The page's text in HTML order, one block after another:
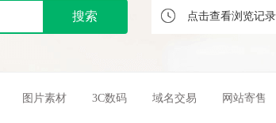
点击查看浏览记录
图片素材 3C数码 域名交易 网站寄售